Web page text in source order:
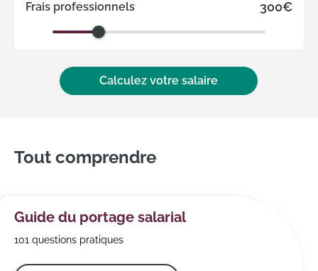
Frais professionnels 300€
Calculez votre salaire
Tout comprendre
Guide du portage salarial
101 questions pratiques